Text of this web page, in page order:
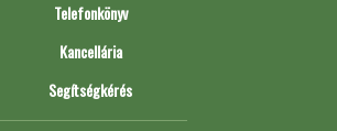
Telefonkönyv
Kancellária
Segítségkérés